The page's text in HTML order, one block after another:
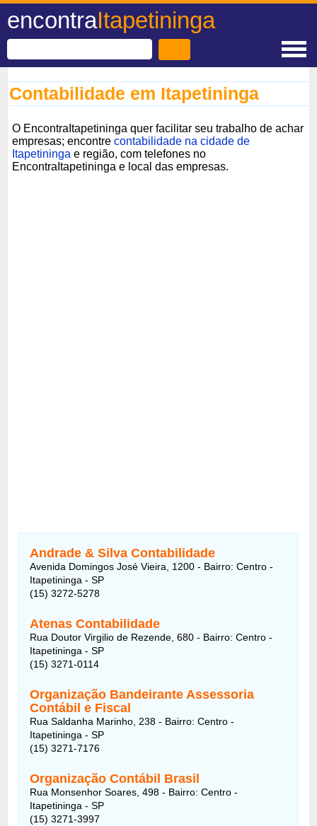
encontraItapetininga
Contabilidade em Itapetininga
O EncontraItapetininga quer facilitar seu trabalho de achar
empresas; encontrecontabilidade na cidade de
Itapetininga e região, com telefones no
EncontraItapetininga e local das empresas.
Andrade & Silva Contabilidade
Avenida Domingos José Vieira, 1200 - Bairro: Centro -
Itapetininga - SP
(15) 3272-5278
Atenas Contabilidade
Rua Doutor Virgilio de Rezende, 680 - Bairro: Centro -
Itapetininga - SP
(15) 3271-0114
Organização Bandeirante Assessoria
Contábil e Fiscal
Rua Saldanha Marinho, 238 - Bairro: Centro -
Itapetininga - SP
(15) 3271-7176
Organização Contábil Brasil
Rua Monsenhor Soares, 498 - Bairro: Centro -
Itapetininga - SP
(15) 3271-3997